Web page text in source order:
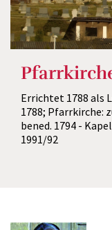
Errichtet 1788 als
1788; Pfarrkirche:
bened. 1794 -
1991/92